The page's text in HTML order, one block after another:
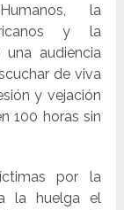
la
y la
audiencia
de viva
y vejación
100 horas sin
por la
la huelga el